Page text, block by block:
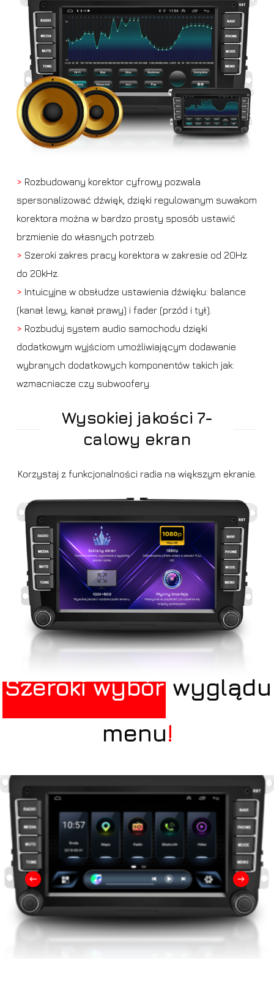
> Rozbudowany korektor cyfrowy pozwala
spersonalizować dźwięk, dzięki regulowanym suwakom
korektora można w bardzo prosty sposób ustawić
brzmienie do własnych potrzeb.
> Szeroki zakres pracy korektora w zakresie od 20Hz
do 20kHz.
> Intuicyjne w obsłudze ustawienia dźwięku: balance
(kanał lewy, kanał prawy) i fader (przód i tył).
> Rozbuduj system audio samochodu dzięki
dodatkowym wyjściom umożliwiającym dodawanie
wybranych dodatkowych komponentów takich jak:
wzmacniacze czy subwoofery.
Wysokiej jakości 7-
calowy ekran
Korzystaj z funkcjonalności radia na większym ekranie.
Szeroki wybór wyglądu
menu!